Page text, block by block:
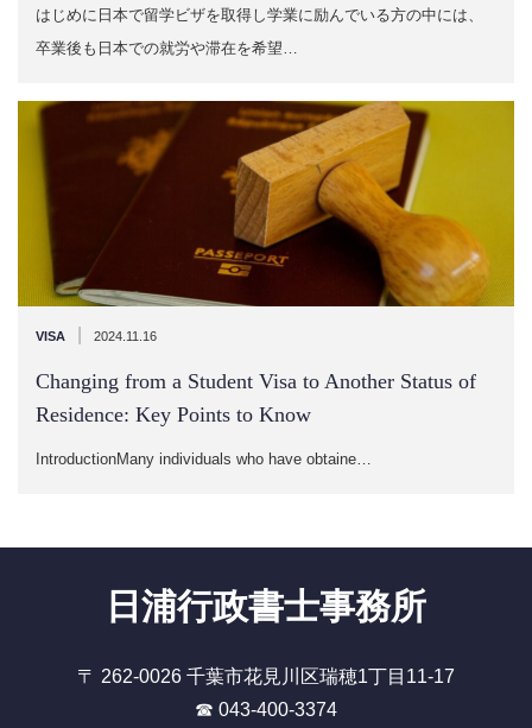
はじめに日本で留学ビザを取得し学業に励んでいる方の中には、
卒業後も日本での就労や滞在を希望…
VISA 2024.11.16
Changing from a Student Visa to Another Status of
Residence: Key Points to Know
IntroductionMany individuals who have obtaine…
日浦行政書士事務所
〒 262-0026 千葉市花見川区瑞穂1丁目11-17
☎ 043-400-3374